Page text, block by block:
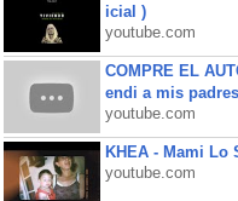
icial )
youtube.com
COMPRE EL
endi a mis
youtube.com
KHEA - Mami Lo
youtube.com